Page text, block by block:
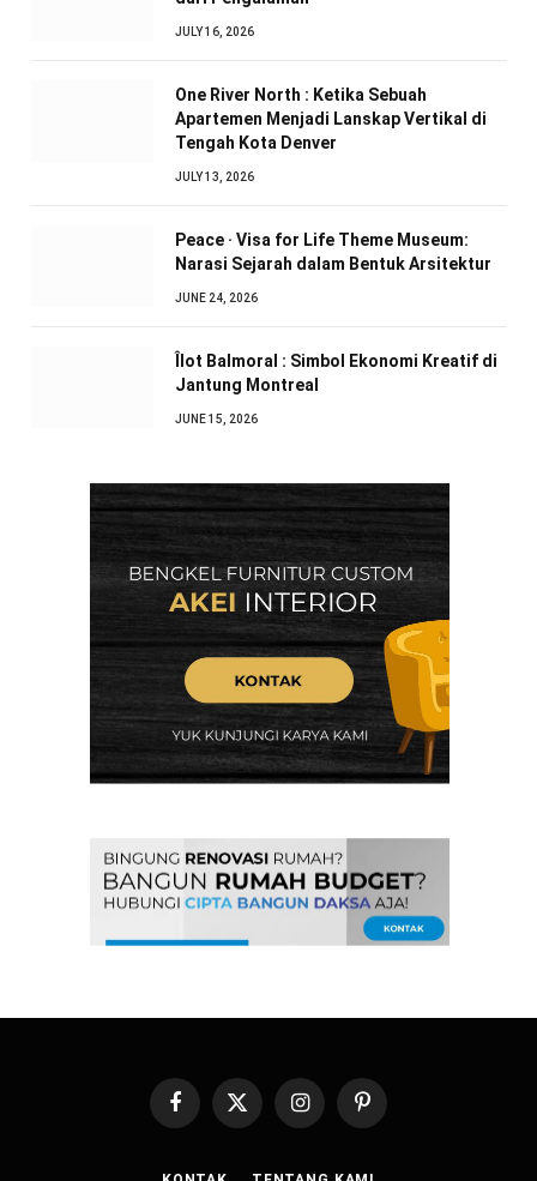
JULY 16, 2026
One River North : Ketika Sebuah
Apartemen Menjadi Lanskap Vertikal di
Tengah Kota Denver
JULY 13, 2026
Peace · Visa for Life Theme Museum:
Narasi Sejarah dalam Bentuk Arsitektur
JUNE 24, 2026
Îlot Balmoral : Simbol Ekonomi Kreatif di
Jantung Montreal
JUNE 15, 2026
FacebookX
(Twitter)
InstagramPinterest